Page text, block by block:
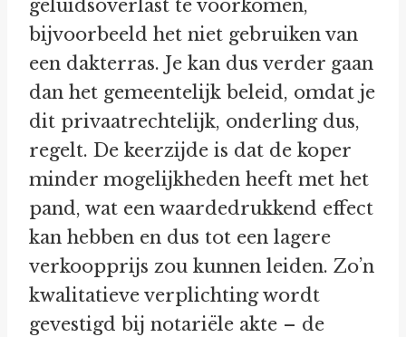
geluidsoverlast te voorkomen,
bijvoorbeeld het niet gebruiken van
een dakterras. Je kan dus verder gaan
dan het gemeentelijk beleid, omdat je
dit privaatrechtelijk, onderling dus,
regelt. De keerzijde is dat de koper
minder mogelijkheden heeft met het
pand, wat een waardedrukkend effect
kan hebben en dus tot een lagere
verkoopprijs zou kunnen leiden. Zo’n
kwalitatieve verplichting wordt
gevestigd bij notariële akte – de